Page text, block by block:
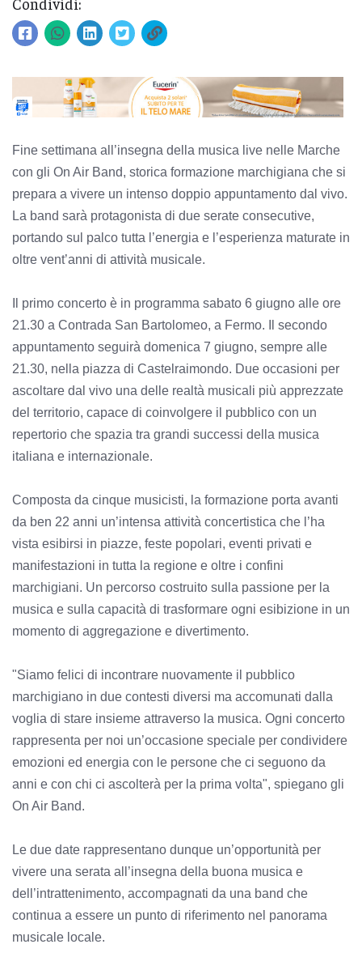
Fine settimana all’insegna della musica live nelle Marche
con gli On Air Band, storica formazione marchigiana che si
prepara a vivere un intenso doppio appuntamento dal vivo.
La band sarà protagonista di due serate consecutive,
portando sul palco tutta l’energia e l’esperienza maturate in
oltre vent’anni di attività musicale.
Il primo concerto è in programma sabato 6 giugno alle ore
21.30 a Contrada San Bartolomeo, a Fermo. Il secondo
appuntamento seguirà domenica 7 giugno, sempre alle
21.30, nella piazza di Castelraimondo. Due occasioni per
ascoltare dal vivo una delle realtà musicali più apprezzate
del territorio, capace di coinvolgere il pubblico con un
repertorio che spazia tra grandi successi della musica
italiana e internazionale.
Composta da cinque musicisti, la formazione porta avanti
da ben 22 anni un’intensa attività concertistica che l’ha
vista esibirsi in piazze, feste popolari, eventi privati e
manifestazioni in tutta la regione e oltre i confini
marchigiani. Un percorso costruito sulla passione per la
musica e sulla capacità di trasformare ogni esibizione in un
momento di aggregazione e divertimento.
"Siamo felici di incontrare nuovamente il pubblico
marchigiano in due contesti diversi ma accomunati dalla
voglia di stare insieme attraverso la musica. Ogni concerto
rappresenta per noi un’occasione speciale per condividere
emozioni ed energia con le persone che ci seguono da
anni e con chi ci ascolterà per la prima volta", spiegano gli
On Air Band.
Le due date rappresentano dunque un’opportunità per
vivere una serata all’insegna della buona musica e
dell’intrattenimento, accompagnati da una band che
continua a essere un punto di riferimento nel panorama
musicale locale.